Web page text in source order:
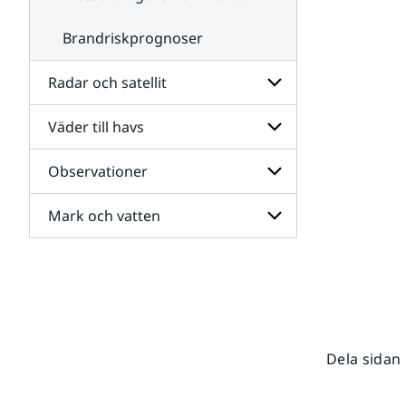
Brandriskprognoser
Radar och satellit
Undersidor
för
Radar
och
satellit
Väder till havs
Undersidor
för
Väder
till
havs
Observationer
Undersidor
för
Mark och vatten
Dela sidan